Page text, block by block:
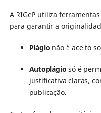
A RIGeP utiliza
para garantir a
Plágio não é aceito
Autoplágio só é
justificativa claras,
publicação.